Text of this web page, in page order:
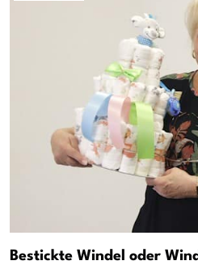
Bestickte Windel oder